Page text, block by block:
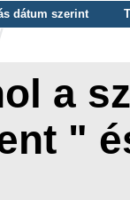
dátum szerint
a
"